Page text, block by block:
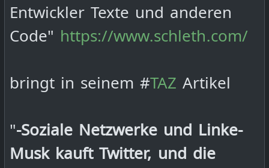
Entwickler Texte und anderen
Code" https://www.schleth.com/
bringt in seinem #TAZ Artikel
"-Soziale Netzwerke und Linke-
Musk kauft Twitter, und die